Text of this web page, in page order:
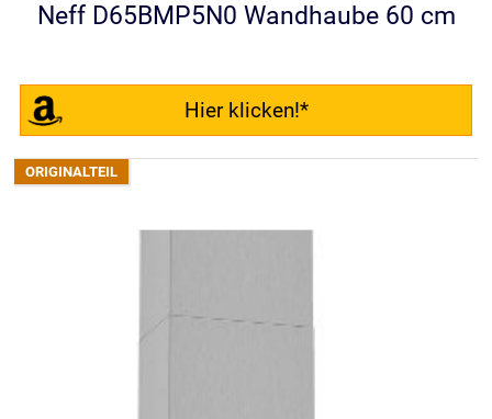
Neff D65BMP5N0 Wandhaube 60 cm
Hier klicken!*